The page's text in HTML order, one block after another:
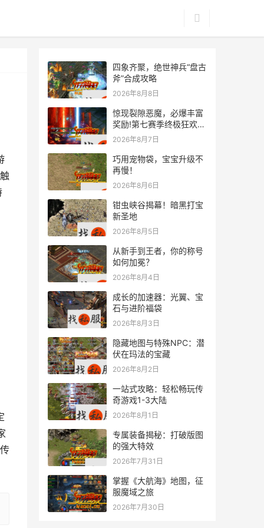
四象齐聚，绝世神兵“盘古
斧”合成攻略
2026年8月8日
惊现裂隙恶魔，必爆丰富
奖励!第七赛季终极狂欢来
袭
2026年8月7日
巧用宠物袋，宝宝升级不
再慢！
2026年8月6日
钳虫峡谷揭幕！暗黑打宝
新圣地
2026年8月5日
从新手到王者，你的称号
如何加冕？
2026年8月4日
成长的加速器：光翼、宝
石与进阶福袋
2026年8月3日
隐藏地图与特殊NPC：潜
伏在玛法的宝藏
2026年8月2日
一站式攻略：轻松畅玩传
奇游戏1-3大陆
2026年8月1日
专属装备揭秘：打破版图
的强大特效
2026年7月31日
掌握《大航海》地图，征
服魔域之旅
2026年7月30日